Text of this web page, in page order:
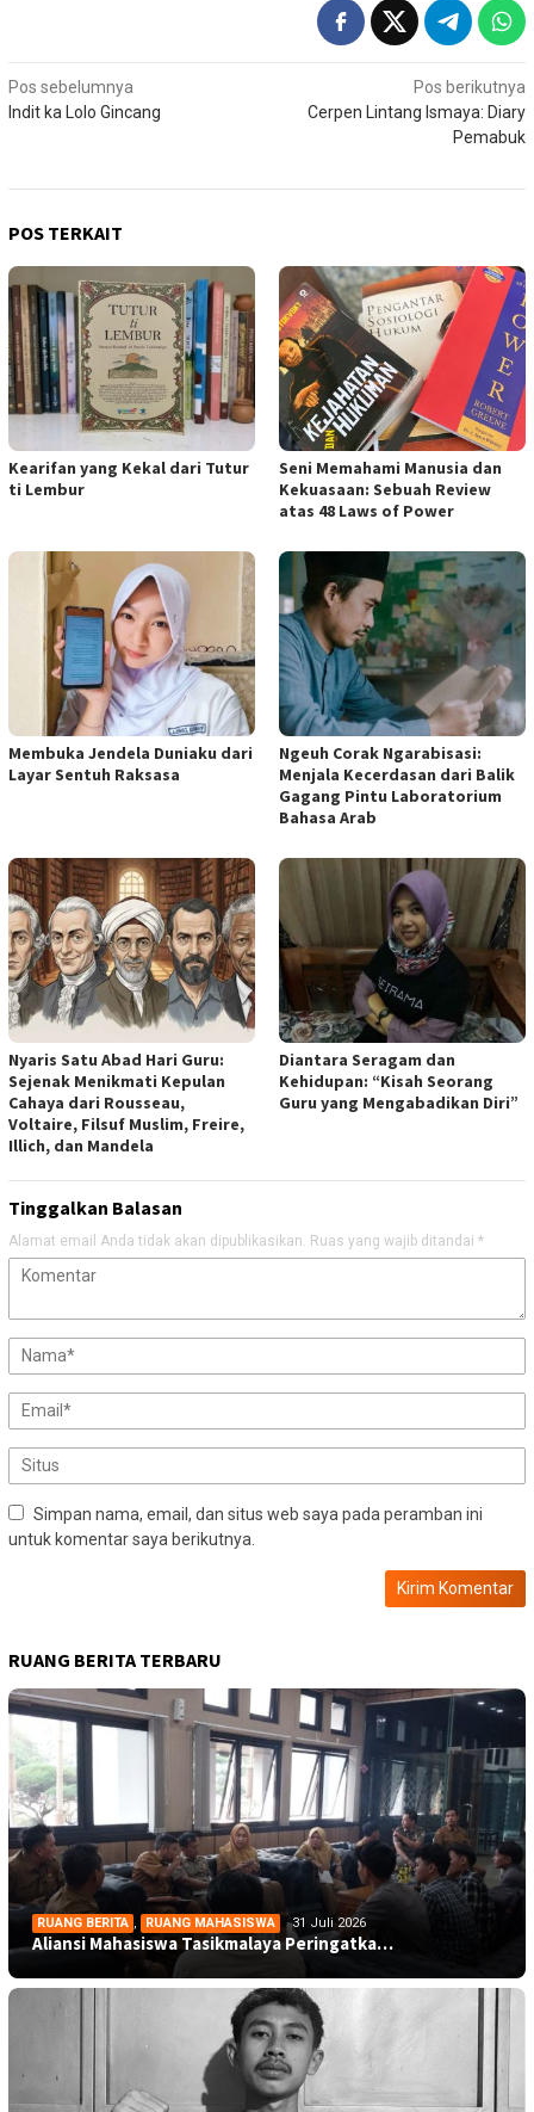
Navigasi
pos
Pos sebelumnya
Indit ka Lolo Gincang
Pos berikutnya
Cerpen Lintang Ismaya: Diary
Pemabuk
POS TERKAIT
Kearifan yang Kekal dari Tutur
ti Lembur
Seni Memahami Manusia dan
Kekuasaan: Sebuah Review
atas 48 Laws of Power
Membuka Jendela Duniaku dari
Layar Sentuh Raksasa
Ngeuh Corak Ngarabisasi:
Menjala Kecerdasan dari Balik
Gagang Pintu Laboratorium
Bahasa Arab
Nyaris Satu Abad Hari Guru:
Sejenak Menikmati Kepulan
Cahaya dari Rousseau,
Voltaire, Filsuf Muslim, Freire,
Illich, dan Mandela
Diantara Seragam dan
Kehidupan: “Kisah Seorang
Guru yang Mengabadikan Diri”
Tinggalkan Balasan
Alamat email Anda tidak akan dipublikasikan. Ruas yang wajib ditandai *
Simpan nama, email, dan situs web saya pada peramban ini
untuk komentar saya berikutnya.
RUANG BERITA TERBARU
RUANG BERITA , RUANG MAHASISWA 31 Juli 2026
Aliansi Mahasiswa Tasikmalaya Peringatka…